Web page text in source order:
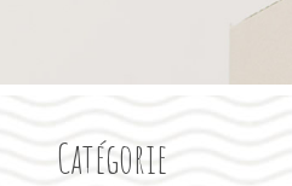
Catégorie